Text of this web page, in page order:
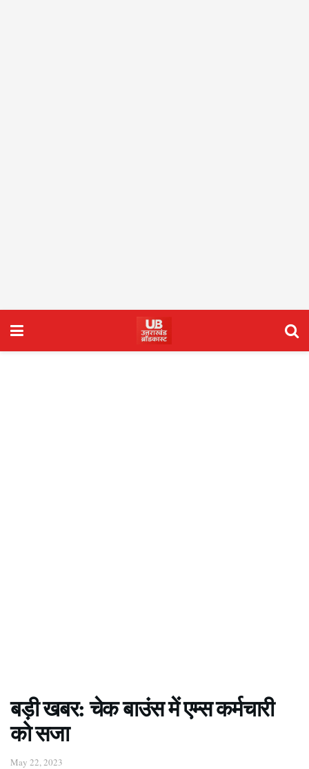
बड़ी खबर: चेक बाउंस में एम्स कर्मचारी
को सजा
May 22, 2023